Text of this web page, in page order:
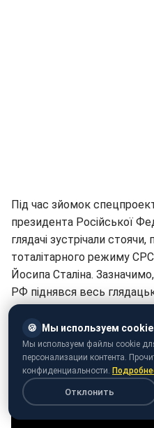
Під час зйомок
президента Російської
глядачі зустрічали
тоталітарного режиму
Йосипа Сталіна.
РФ піднявся весь
🍪 Мы используем cookie
Мы используем файлы cookie
персонализации контента.
конфиденциальности.
Отклонить